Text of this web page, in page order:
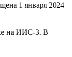
1 января 2024
на ИИС-3. В